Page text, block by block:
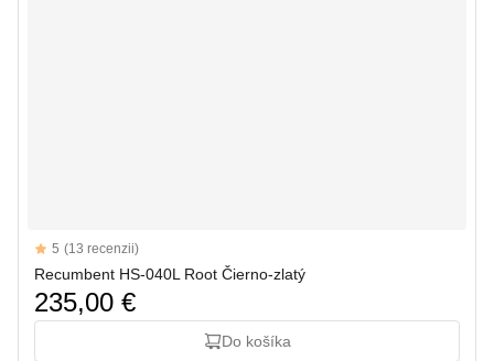
Reviews
5 out of 5 stars
5 (13 recenzii)
Recumbent HS-040L Root Čierno-zlatý
235,00 €
Do košíka